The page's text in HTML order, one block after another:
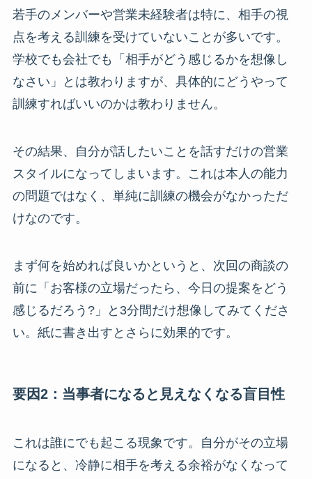
若手のメンバーや営業未経験者は特に、相手の視
点を考える訓練を受けていないことが多いです。
学校でも会社でも「相手がどう感じるかを想像し
なさい」とは教わりますが、具体的にどうやって
訓練すればいいのかは教わりません。
その結果、自分が話したいことを話すだけの営業
スタイルになってしまいます。これは本人の能力
の問題ではなく、単純に訓練の機会がなかっただ
けなのです。
まず何を始めれば良いかというと、次回の商談の
前に「お客様の立場だったら、今日の提案をどう
感じるだろう?」と3分間だけ想像してみてくださ
い。紙に書き出すとさらに効果的です。
要因2：当事者になると見えなくなる盲目性
これは誰にでも起こる現象です。自分がその立場
になると、冷静に相手を考える余裕がなくなって